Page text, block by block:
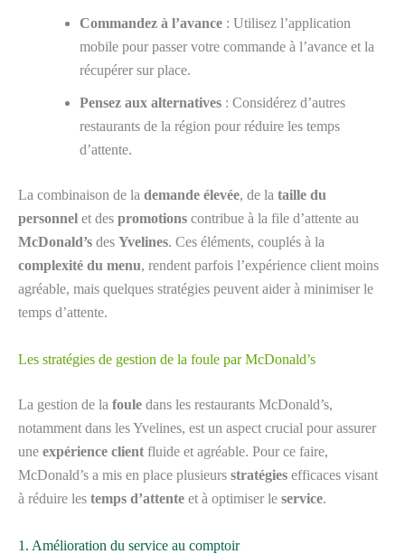
Commandez à l’avance : Utilisez l’application
mobile pour passer votre commande à l’avance et la
récupérer sur place.
Pensez aux alternatives : Considérez d’autres
restaurants de la région pour réduire les temps
d’attente.
La combinaison de la demande élevée, de la taille du
personnel et des promotions contribue à la file d’attente au
McDonald’s des Yvelines. Ces éléments, couplés à la
complexité du menu, rendent parfois l’expérience client moins
agréable, mais quelques stratégies peuvent aider à minimiser le
temps d’attente.
Les stratégies de gestion de la foule par McDonald’s
La gestion de la foule dans les restaurants McDonald’s,
notamment dans les Yvelines, est un aspect crucial pour assurer
une expérience client fluide et agréable. Pour ce faire,
McDonald’s a mis en place plusieurs stratégies efficaces visant
à réduire les temps d’attente et à optimiser le service.
1. Amélioration du service au comptoir